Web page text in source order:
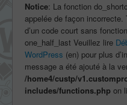
Notice: La fonction
appelée de façon incorrecte.
d’un code court sans
one_half_last Veuillez lire
WordPress (en) pour plus
message a été ajouté à la
/home4/custp/
includes/functions.php on